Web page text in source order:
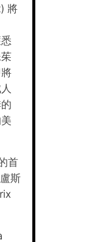
將
首
斯